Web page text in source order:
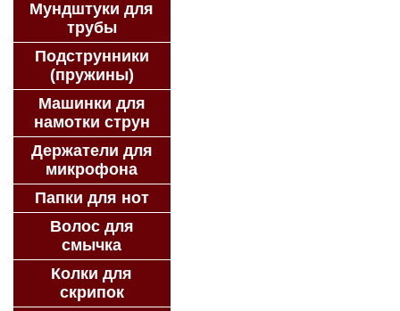
Мундштуки для
трубы
Подструнники
(пружины)
Машинки для
намотки струн
Держатели для
микрофона
Папки для нот
Волос для
смычка
Колки для
скрипок